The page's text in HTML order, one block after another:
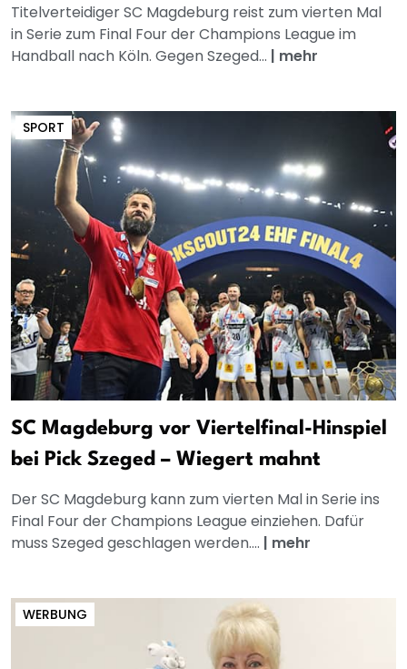
Titelverteidiger SC Magdeburg reist zum vierten Mal
in Serie zum Final Four der Champions League im
Handball nach Köln. Gegen Szeged... | mehr
SPORT
SC Magdeburg vor Viertelfinal-Hinspiel
bei Pick Szeged – Wiegert mahnt
Der SC Magdeburg kann zum vierten Mal in Serie ins
Final Four der Champions League einziehen. Dafür
muss Szeged geschlagen werden.... | mehr
WERBUNG